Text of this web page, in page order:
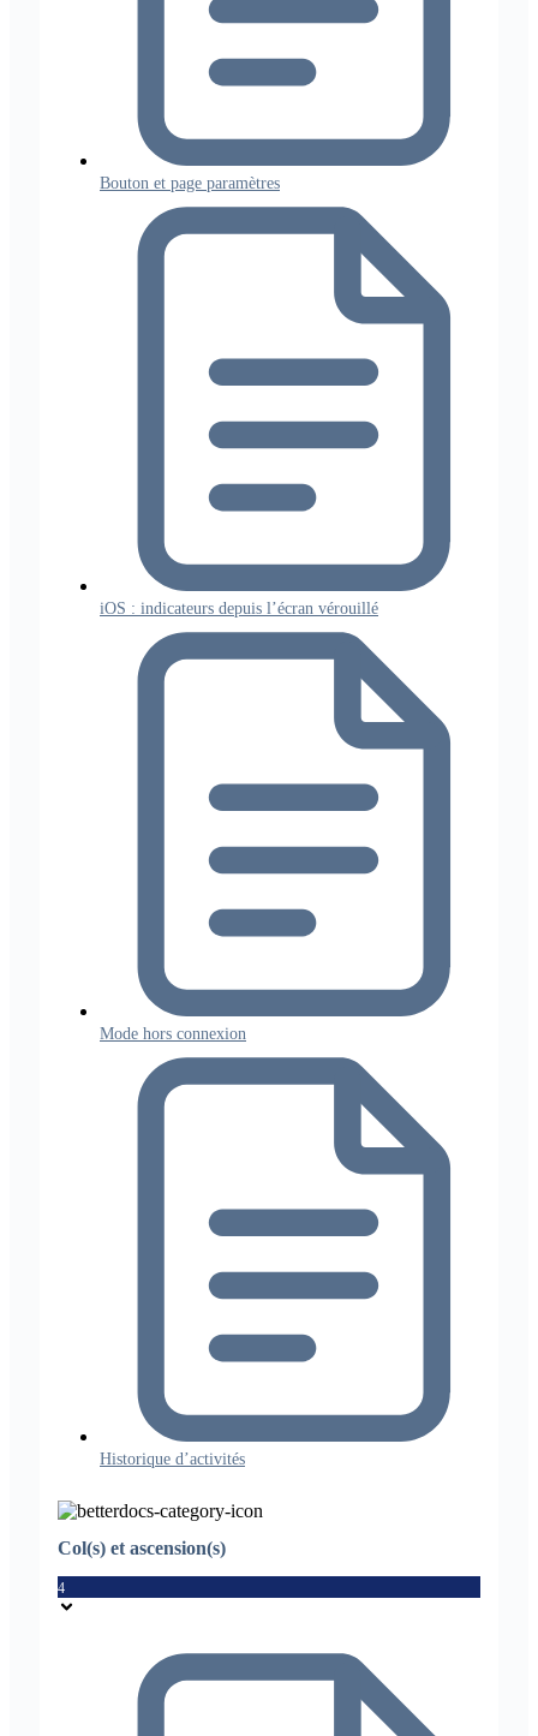
Bouton et page paramètres
iOS : indicateurs depuis l’écran vérouillé
Mode hors connexion
Historique d’activités
Col(s) et ascension(s)
4